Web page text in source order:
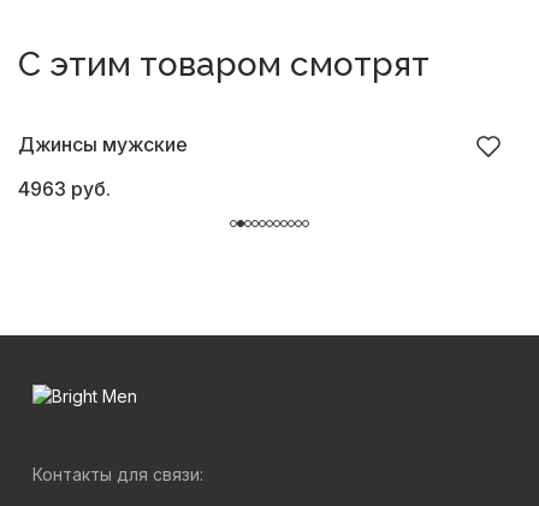
С этим товаром смотрят
Джинсы мужские
4963 руб.
Контакты для связи: